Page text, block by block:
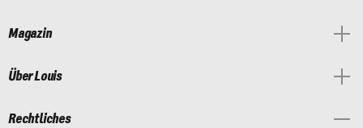
Magazin
Über Louis
Rechtliches